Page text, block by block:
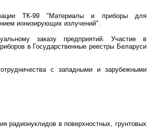
ТК-99 "Материалы и приборы для
ионизирующих излучений".
заказу предприятий. Участие в
в Государственные реестры Беларуси
с западными и зарубежными
радионуклидов в поверхностных, грунтовых